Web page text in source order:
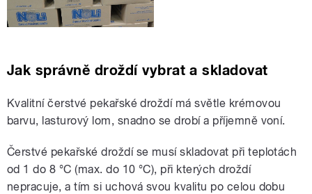
Jak správně droždí vybrat a skladovat
Kvalitní čerstvé pekařské droždí má světle krémovou
barvu, lasturový lom, snadno se drobí a příjemně voní.
Čerstvé pekařské droždí se musí skladovat při teplotách
od 1 do 8 °C (max. do 10 °C), při kterých droždí
nepracuje, a tím si uchová svou kvalitu po celou dobu